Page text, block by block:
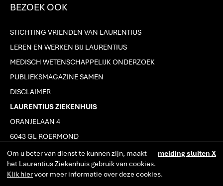
BEZOEK OOK
STICHTING VRIENDEN VAN LAURENTIUS
LEREN EN WERKEN BIJ LAURENTIUS
MEDISCH WETENSCHAPPELIJK ONDERZOEK
PUBLIEKSMAGAZINE SAMEN
DISCLAIMER
LAURENTIUS ZIEKENHUIS
ORANJELAAN 4
6043 GL ROERMOND
J(0475) 38 22 22 melding sluiten X
Om u beter van dienst te kunnen zijn, maakt
het Laurentius Ziekenhuis gebruik van cookies.
Klik hiervoor meer informatie over deze cookies.